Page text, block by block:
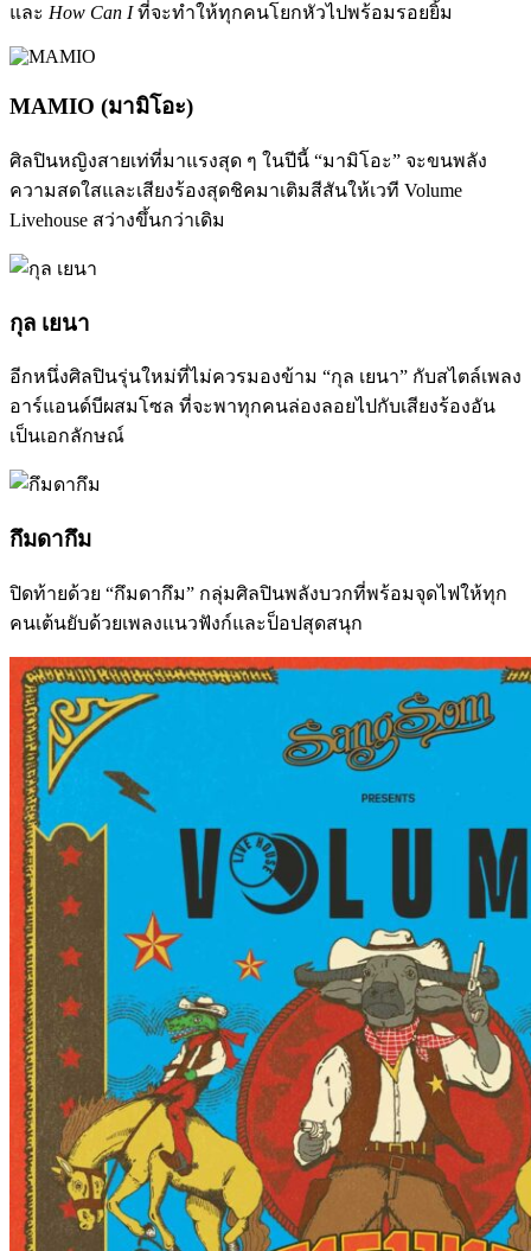
และ How Can Iที่จะทำให้ทุกคนโยกหัวไปพร้อมรอยยิ้ม
MAMIO (มามิโอะ)
ศิลปินหญิงสายเท่ที่มาแรงสุด ๆ ในปีนี้ “มามิโอะ” จะขนพลัง
ความสดใสและเสียงร้องสุดชิคมาเติมสีสันให้เวที Volume
Livehouse สว่างขึ้นกว่าเดิม
กุล เยนา
อีกหนึ่งศิลปินรุ่นใหม่ที่ไม่ควรมองข้าม “กุล เยนา” กับสไตล์เพลง
อาร์แอนด์บีผสมโซล ที่จะพาทุกคนล่องลอยไปกับเสียงร้องอัน
เป็นเอกลักษณ์
กึมดากึม
ปิดท้ายด้วย “กึมดากึม” กลุ่มศิลปินพลังบวกที่พร้อมจุดไฟให้ทุก
คนเต้นยับด้วยเพลงแนวฟังก์และป็อปสุดสนุก